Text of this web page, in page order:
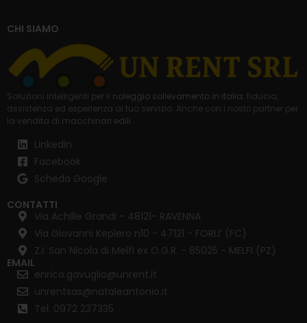
CHI SIAMO
Soluzioni intelligenti per il noleggio sollevamento in italia : fiducia,
assistenza ed esperienza al tuo servizio. Anche con i nostri partner per
la vendita di macchinari edili
Linkedin
Facebook
Scheda Google
CONTATTI
Via Achille Grandi - 48121- RAVENNA
Via Giovanni Keplero n10 - 47121 - FORLI’ (FC)
Z.I. San Nicola di Melfi ex O.G.R. - 85025 - MELFI (PZ)
EMAIL
enrico.gavuglio@unrent.it
unrentsas@nataleantonio.it
Tel. 0972 237335